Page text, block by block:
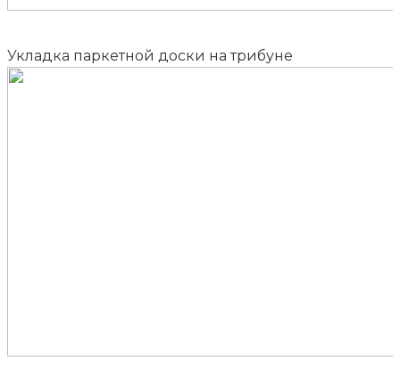
Укладка паркетной доски на трибуне